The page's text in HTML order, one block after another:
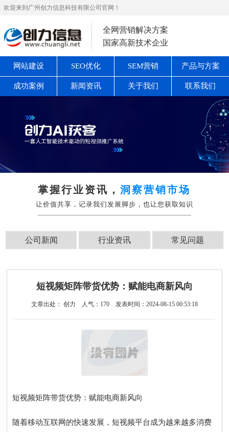
欢迎来到广州创力信息科技有限公司官网！
全网营销解决方案
国家高新技术企业
网站建设 SEO优化 SEM营销 产品与方案
成功案例 新闻资讯 关于我们 联系我们
掌握行业资讯，洞察营销市场
让价值共享，记录我们发展脚步，也让您获取知识
公司新闻 行业资讯 常见问题
短视频矩阵带货优势：赋能电商新风向
文章出处： 创力 人气： 170 发表时间：2024-08-15 00:53:18
短视频矩阵带货优势：赋能电商新风向
随着移动互联网的快速发展，短视频平台成为越来越多消费